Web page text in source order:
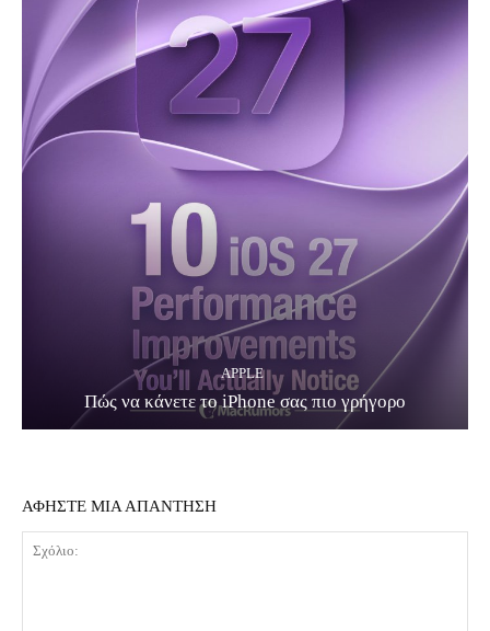
APPLE
Πώς να κάνετε το iPhone σας πιο γρήγορο
ΑΦΗΣΤΕ ΜΙΑ ΑΠΑΝΤΗΣΗ